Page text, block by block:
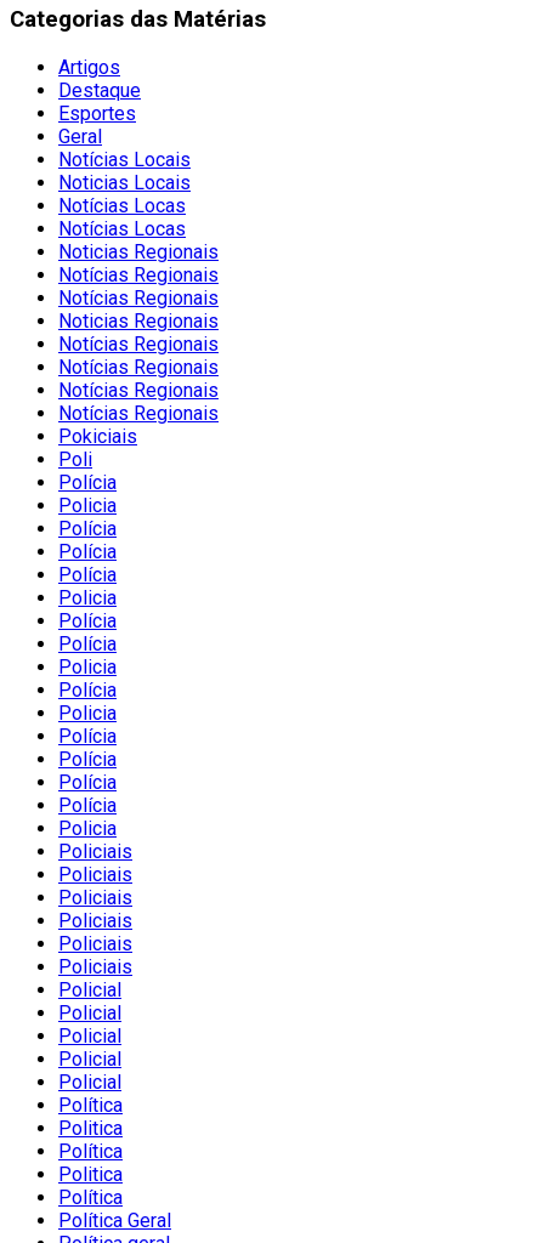
Categorias das Matérias
Artigos
Destaque
Esportes
Geral
Notícias Locais
Noticias Locais
Notícias Locas
Notícias Locas
Noticias Regionais
Notícias Regionais
Notícias Regionais
Noticias Regionais
Notícias Regionais
Notícias Regionais
Notícias Regionais
Notícias Regionais
Pokiciais
Poli
Polícia
Policia
Polícia
Polícia
Polícia
Policia
Polícia
Polícia
Policia
Polícia
Policia
Polícia
Polícia
Polícia
Polícia
Policia
Policiais
Policiais
Policiais
Policiais
Policiais
Policiais
Policial
Policial
Policial
Policial
Policial
Política
Politica
Política
Politica
Política
Política Geral